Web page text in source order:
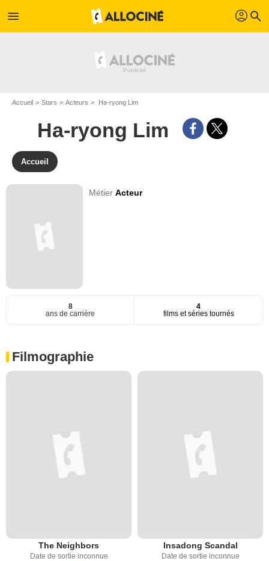
menu profil search
Accueil Stars Acteurs Ha-ryong Lim
Ha-ryong Lim
Accueil
MétierActeur
8
ans de carrière
4
films et séries tournés
Filmographie
The Neighbors
Date de sortie inconnue
Insadong Scandal
Date de sortie inconnue